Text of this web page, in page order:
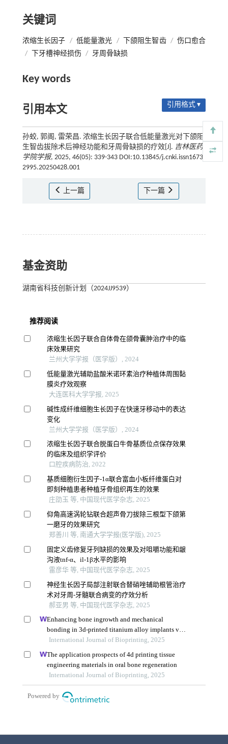
关键词
浓缩生长因子 / 低能量激光 / 下颌阻生智齿 / 伤口愈合
/
下牙槽神经损伤 / 牙周骨缺损
Key words
引用本文 引用格式 ▾
孙蛟, 郭阁, 雷荣昌. 浓缩生长因子联合低能量激光对下颌阻
生智齿拔除术后神经功能和牙周骨缺损的疗效[J]. 吉林医药
学院学报, 2025, 46(05): 339-343 DOI:10.13845/j.cnki.issn1673-
2995.20250428.001
上一篇 下一篇
基金资助
湖南省科技创新计划（2024JJ9539）